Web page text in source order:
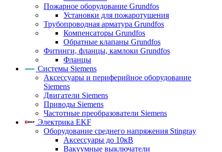
Пожарное оборудование Grundfos
Установки для пожаротушения
Трубопроводная арматура Grundfos
Компенсаторы Grundfos
Обратные клапаны Grundfos
Фитинги, фланцы, камлоки Grundfos
Фланцы
Системы Siemens
Аксессуары и периферийное оборудование
Siemens
Двигатели Siemens
Приводы Siemens
Частотные преобразователи Siemens
Электрика EKF
Оборудование среднего напряжения Stingray
Аксессуары до 10кВ
Вакуумные выключатели